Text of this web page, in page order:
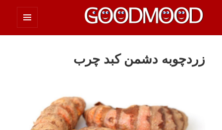
چیزای خووب مووب
زردچوبه دشمن کبد چرب